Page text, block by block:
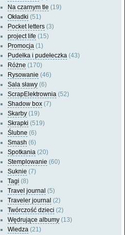
Na czarnym tle (19)
Okładki (51)
Pocket letters (3)
project life (15)
Promocja (1)
Pudełka i pudełeczka (43)
Różne (170)
Rysowanie (46)
Sala sławy (6)
ScrapElektrownia (52)
Shadow box (7)
Skarby (19)
Skrapki (519)
Ślubne (6)
Smash (6)
Spotkania (20)
Stemplowanie (60)
Suknie (7)
Tagi (8)
Travel journal (5)
Traveler journal (2)
Twórczość dzieci (2)
Wędrujące albumy (13)
Wiedza (21)